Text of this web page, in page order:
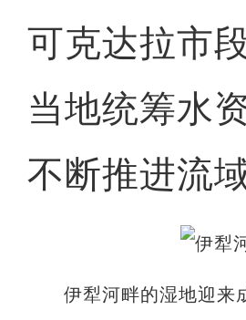
可克达拉市
当地统筹水
不断推进流
伊犁河畔的湿地迎来